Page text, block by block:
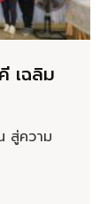
เฉลิม
สู่ความ